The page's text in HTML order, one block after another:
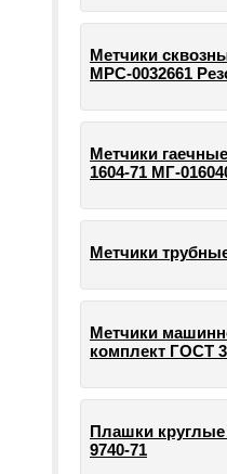
Метчики
МРС-0032661
Метчики
1604-71 МГ-
Метчики
Метчики
комплект ГОСТ
Плашки круглые
9740-71